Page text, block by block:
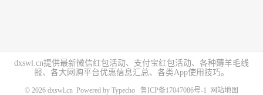
dxswl.cn提供最新微信红包活动、支付宝红包活动、各种薅羊毛线
报、各大网购平台优惠信息汇总、各类App使用技巧。
© 2026 dxswl.cn Powered by Typecho 鲁ICP备17047086号-1 网站地图